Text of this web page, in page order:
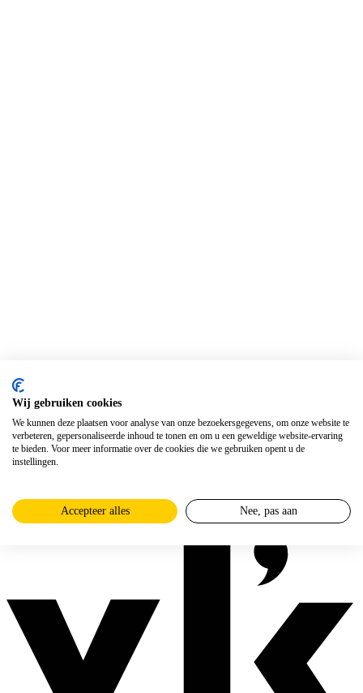
Wij gebruiken cookies
We kunnen deze plaatsen voor analyse van onze bezoekersgegevens, om onze website te
verbeteren, gepersonaliseerde inhoud te tonen en om u een geweldige website-ervaring
te bieden. Voor meer informatie over de cookies die we gebruiken opent u de
instellingen.
Accepteer alles Nee, pas aan